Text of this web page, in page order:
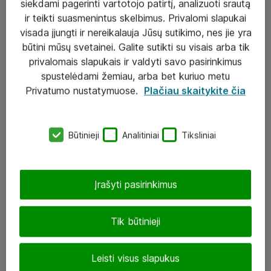
Sprendimai ir paslaugos
Paslaugos
Įgyvendinti projektai
J. Rutkausko g. 6, Vilnius
siekdami pagerinti vartotojo patirtį, analizuoti srautą
ir teikti suasmenintus skelbimus. Privalomi slapukai
visada įjungti ir nereikalauja Jūsų sutikimo, nes jie yra
būtini mūsų svetainei. Galite sutikti su visais arba tik
privalomais slapukais ir valdyti savo pasirinkimus
spustelėdami žemiau, arba bet kuriuo metu
Privatumo nustatymuose. Plačiau skaitykite čia
Būtinieji Analitiniai Tiksliniai
Tik būtinieji
Leisti visus slapukus
Įrašyti pasirinkimus